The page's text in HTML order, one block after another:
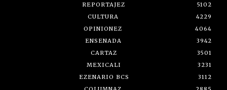
REPORTAJEZ
5102
CULTURA
4229
OPINIONEZ
4064
ENSENADA
3942
CARTAZ
3501
MEXICALI
3231
EZENARIO BCS
3112